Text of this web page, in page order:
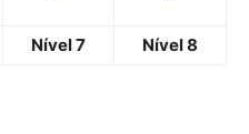
Nível 7 Nível 8